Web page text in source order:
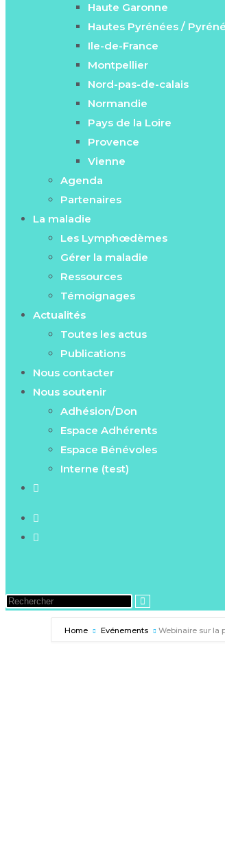
Haute Garonne
Hautes Pyrénées /
Ile-de-France
Montpellier
Nord-pas-de-calais
Normandie
Pays de la Loire
Provence
Vienne
Agenda
Partenaires
La maladie
Les Lymphœdèmes
Gérer la maladie
Ressources
Témoignages
Actualités
Toutes les actus
Publications
Nous contacter
Nous soutenir
Adhésion/Don
Espace Adhérents
Espace Bénévoles
Interne (test)
Home Evénements Webinaire sur la